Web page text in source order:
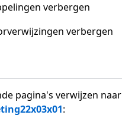
verbergen
verbergen
pagina's verwijzen naar
: